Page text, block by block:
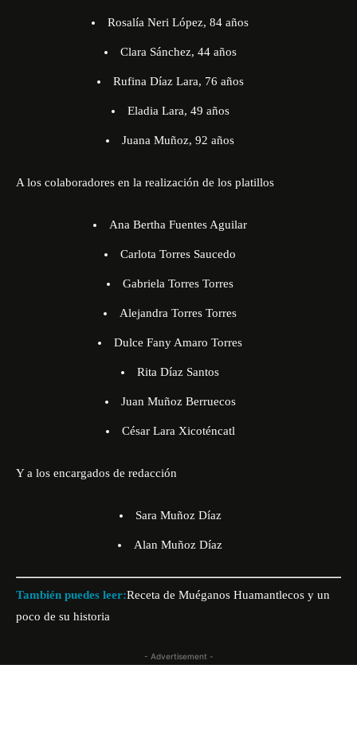
Rosalía Neri López, 84 años
Clara Sánchez, 44 años
Rufina Díaz Lara, 76 años
Eladia Lara, 49 años
Juana Muñoz, 92 años
A los colaboradores en la realización de los platillos
Ana Bertha Fuentes Aguilar
Carlota Torres Saucedo
Gabriela Torres Torres
Alejandra Torres Torres
Dulce Fany Amaro Torres
Rita Díaz Santos
Juan Muñoz Berruecos
César Lara Xicoténcatl
Y a los encargados de redacción
Sara Muñoz Díaz
Alan Muñoz Díaz
También puedes leer:Receta de Muéganos Huamantlecos y un
poco de su historia
- Advertisement -